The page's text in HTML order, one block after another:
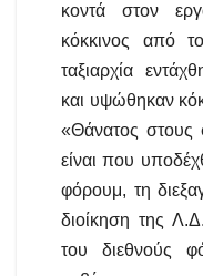
κοντά στον
κόκκινος από
ταξιαρχία
και υψώθηκαν
«Θάνατος στους
είναι που
φόρουμ, τη
διοίκηση της
του διεθνούς